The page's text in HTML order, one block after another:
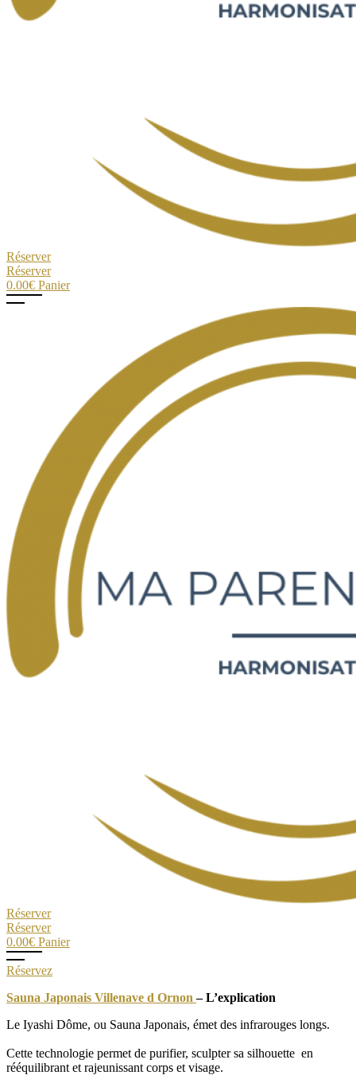
Réserver
Réserver
0.00€ Panier
Réserver
Réserver
0.00€ Panier
Réservez
Sauna Japonais Villenave d Ornon– L’explication
Le Iyashi Dôme, ou Sauna Japonais, émet des infrarouges longs.
Cette technologie permet de purifier, sculpter sa silhouette en
rééquilibrant et rajeunissant corps et visage.